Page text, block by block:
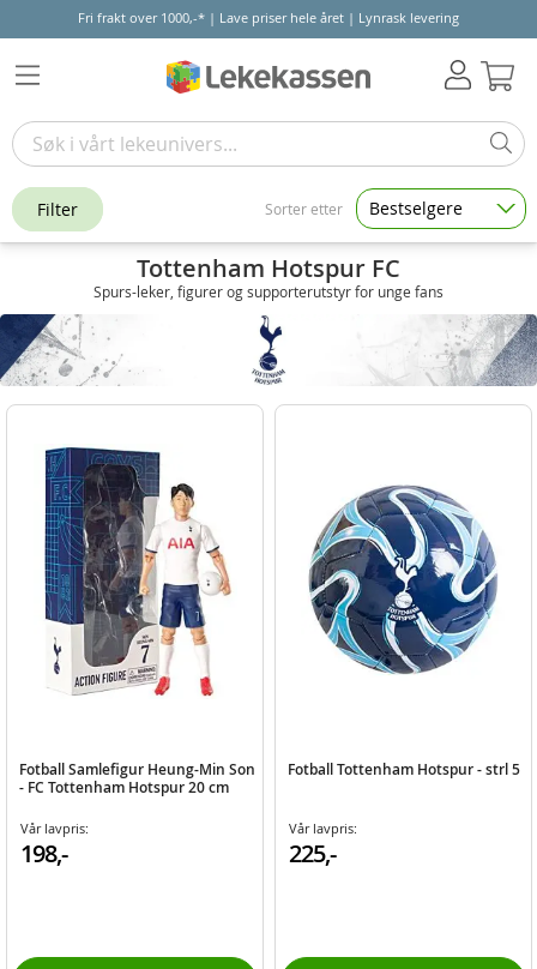
Fri frakt over 1000,-* | Lave priser hele året | Lynrask levering
Tottenham Hotspur FC
Spurs-leker, figurer og supporterutstyr for unge fans
Fotball Samlefigur Heung-Min Son
- FC Tottenham Hotspur 20 cm
Vår lavpris:
198,-
Fotball Tottenham Hotspur - strl 5
Vår lavpris:
225,-
Filter Sorter etter Bestselgere